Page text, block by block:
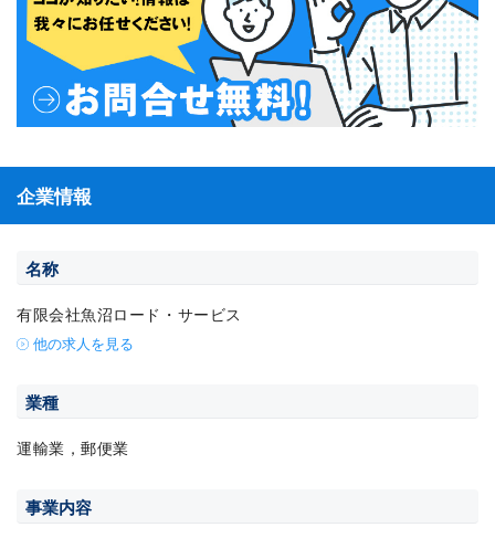
企業情報
名称
有限会社魚沼ロード・サービス
他の求人を見る
業種
運輸業，郵便業
事業内容